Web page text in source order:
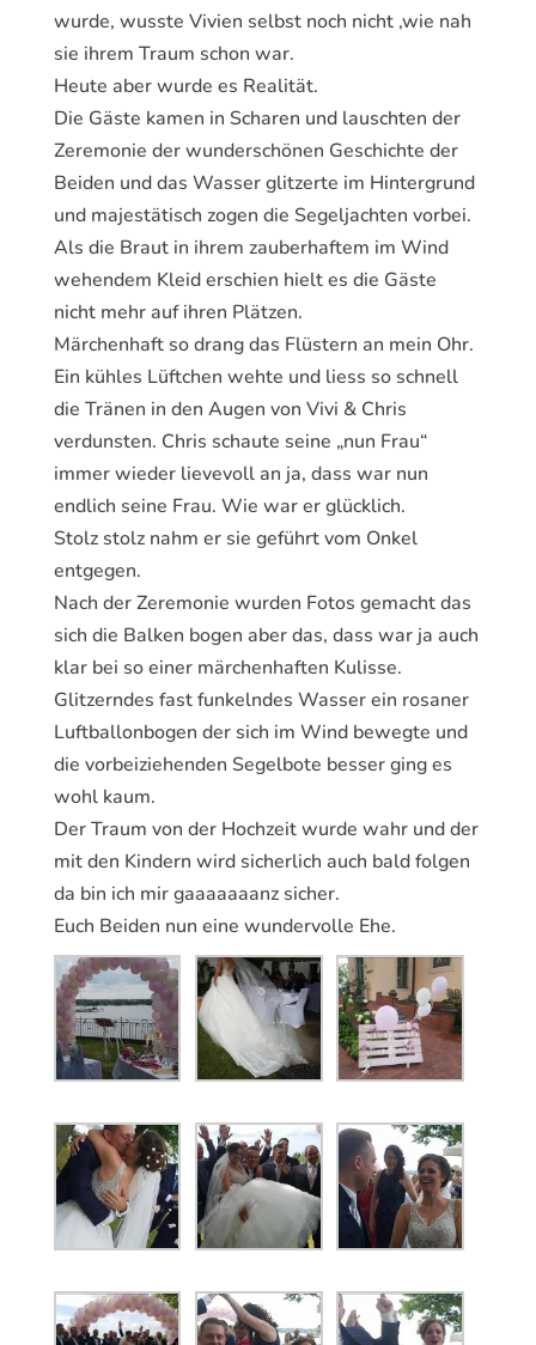
wurde, wusste Vivien selbst noch nicht ,wie nah
sie ihrem Traum schon war.
Heute aber wurde es Realität.
Die Gäste kamen in Scharen und lauschten der
Zeremonie der wunderschönen Geschichte der
Beiden und das Wasser glitzerte im Hintergrund
und majestätisch zogen die Segeljachten vorbei.
Als die Braut in ihrem zauberhaftem im Wind
wehendem Kleid erschien hielt es die Gäste
nicht mehr auf ihren Plätzen.
Märchenhaft so drang das Flüstern an mein Ohr.
Ein kühles Lüftchen wehte und liess so schnell
die Tränen in den Augen von Vivi & Chris
verdunsten. Chris schaute seine „nun Frau“
immer wieder lievevoll an ja, dass war nun
endlich seine Frau. Wie war er glücklich.
Stolz stolz nahm er sie geführt vom Onkel
entgegen.
Nach der Zeremonie wurden Fotos gemacht das
sich die Balken bogen aber das, dass war ja auch
klar bei so einer märchenhaften Kulisse.
Glitzerndes fast funkelndes Wasser ein rosaner
Luftballonbogen der sich im Wind bewegte und
die vorbeiziehenden Segelbote besser ging es
wohl kaum.
Der Traum von der Hochzeit wurde wahr und der
mit den Kindern wird sicherlich auch bald folgen
da bin ich mir gaaaaaaanz sicher.
Euch Beiden nun eine wundervolle Ehe.